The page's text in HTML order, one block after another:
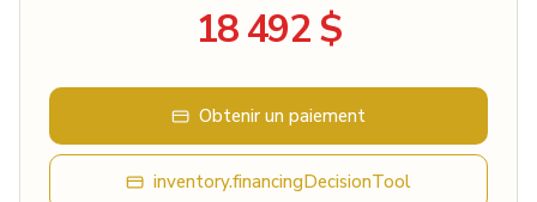
18 492 $
Obtenir un paiement
inventory.financingDecisionTool